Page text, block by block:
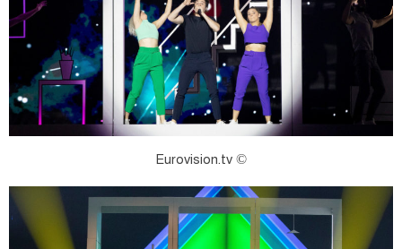
© Eurovision.tv